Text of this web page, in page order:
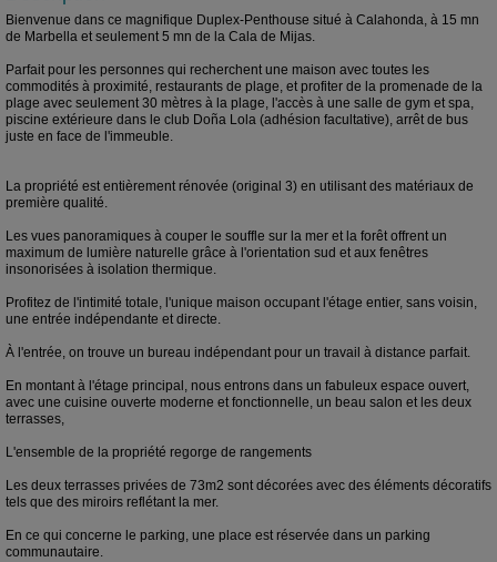
Bienvenue dans ce magnifique Duplex-Penthouse situé à Calahonda, à 15 mn
de Marbella et seulement 5 mn de la Cala de Mijas.
Parfait pour les personnes qui recherchent une maison avec toutes les
commodités à proximité, restaurants de plage, et profiter de la promenade de la
plage avec seulement 30 mètres à la plage, l'accès à une salle de gym et spa,
piscine extérieure dans le club Doña Lola (adhésion facultative), arrêt de bus
juste en face de l'immeuble.
La propriété est entièrement rénovée (original 3) en utilisant des matériaux de
première qualité.
Les vues panoramiques à couper le souffle sur la mer et la forêt offrent un
maximum de lumière naturelle grâce à l'orientation sud et aux fenêtres
insonorisées à isolation thermique.
Profitez de l'intimité totale, l'unique maison occupant l'étage entier, sans voisin,
une entrée indépendante et directe.
À l'entrée, on trouve un bureau indépendant pour un travail à distance parfait.
En montant à l'étage principal, nous entrons dans un fabuleux espace ouvert,
avec une cuisine ouverte moderne et fonctionnelle, un beau salon et les deux
terrasses,
L'ensemble de la propriété regorge de rangements
Les deux terrasses privées de 73m2 sont décorées avec des éléments décoratifs
tels que des miroirs reflétant la mer.
En ce qui concerne le parking, une place est réservée dans un parking
communautaire.